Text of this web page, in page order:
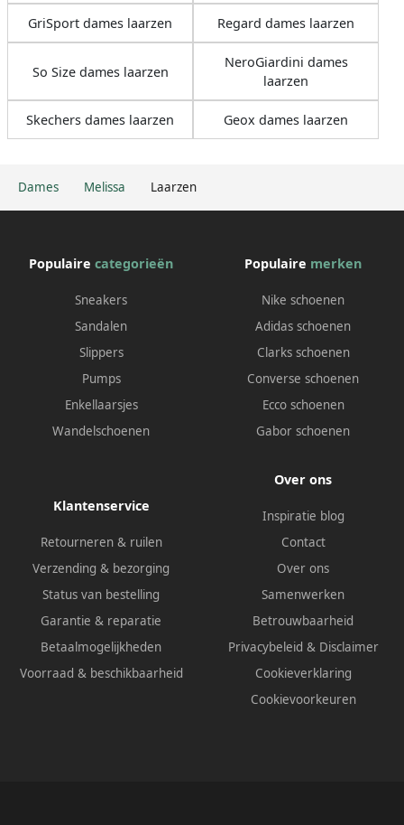
Dames Melissa Laarzen
GriSport dames laarzen Regard dames laarzen
So Size dames laarzen
NeroGiardini dames
laarzen
Skechers dames laarzen Geox dames laarzen
Populaire categorieën
Sneakers
Sandalen
Slippers
Pumps
Enkellaarsjes
Wandelschoenen
Populaire merken
Nike schoenen
Adidas schoenen
Clarks schoenen
Converse schoenen
Ecco schoenen
Gabor schoenen
Klantenservice
Retourneren & ruilen
Verzending & bezorging
Status van bestelling
Garantie & reparatie
Betaalmogelijkheden
Voorraad & beschikbaarheid
Over ons
Inspiratie blog
Contact
Over ons
Samenwerken
Betrouwbaarheid
Privacybeleid & Disclaimer
Cookieverklaring
Cookievoorkeuren